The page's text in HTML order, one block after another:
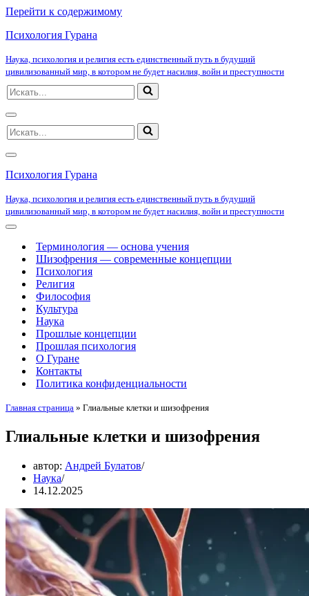
Перейти к содержимому
Психология Гурана
Наука, психология и религия есть единственный путь в будущий
цивилизованный мир, в котором не будет насилия, войн и преступности
Искать...
Меню
навигации
Искать...
Меню
навигации
Психология Гурана
Наука, психология и религия есть единственный путь в будущий
цивилизованный мир, в котором не будет насилия, войн и преступности
Меню
навигацииТерминология — основа учения
Шизофрения — современные концепции
Психология
Религия
Философия
Культура
Наука
Прошлые концепции
Прошлая психология
О Гуране
Контакты
Политика конфиденциальности
Главная страница » Глиальные клетки и шизофрения
Глиальные клетки и шизофрения
автор: Андрей Булатов
Наука
14.12.2025